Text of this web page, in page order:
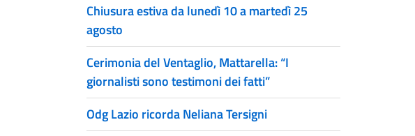
Chiusura estiva da lunedì 10 a martedì 25
agosto
Cerimonia del Ventaglio, Mattarella: “I
giornalisti sono testimoni dei fatti”
Odg Lazio ricorda Neliana Tersigni